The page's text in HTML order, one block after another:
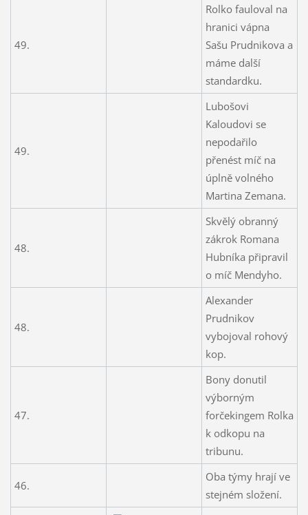
49.
Rolko fauloval na
hranici vápna
Sašu Prudnikova a
máme další
standardku.
49.
Lubošovi
Kaloudovi se
nepodařilo
přenést míč na
úplně volného
Martina Zemana.
48.
Skvělý obranný
zákrok Romana
Hubníka připravil
o míč Mendyho.
48.
Alexander
Prudnikov
vybojoval rohový
kop.
47.
Bony donutil
výborným
forčekingem Rolka
k odkopu na
tribunu.
46.
Oba týmy hrají ve
stejném složení.